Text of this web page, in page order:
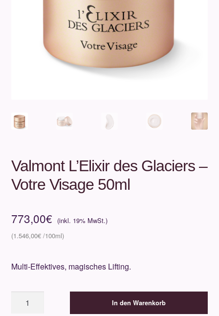
Valmont L’Elixir des Glaciers –
Votre Visage 50ml
773,00€
1.546,00€
Multi-Effektives, magisches Lifting.
L'Elixir
In den Warenkorb